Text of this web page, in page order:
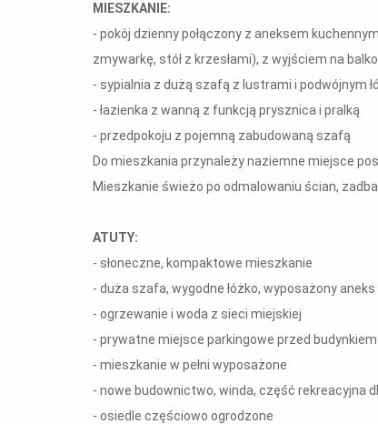
MIESZKANIE:
- pokój dzienny połączony z aneksem
zmywarkę, stół z krzesłami), z wyjściem na
- sypialnia z dużą szafą z lustrami i podwójnym
- łazienka z wanną z funkcją prysznica i pralką
- przedpokoju z pojemną zabudowaną szafą
Do mieszkania przynależy naziemne miejsce
Mieszkanie świeżo po odmalowaniu ścian,
ATUTY:
- słoneczne, kompaktowe mieszkanie
- duża szafa, wygodne łóżko, wyposażony
- ogrzewanie i woda z sieci miejskiej
- prywatne miejsce parkingowe przed budynkiem
- mieszkanie w pełni wyposażone
- nowe budownictwo, winda, część rekreacyjna
- osiedle częściowo ogrodzone